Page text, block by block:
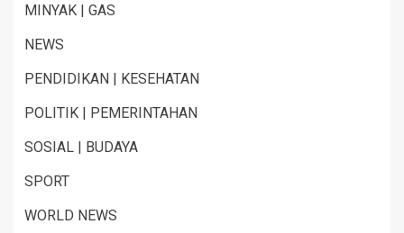
MINYAK | GAS
NEWS
PENDIDIKAN | KESEHATAN
POLITIK | PEMERINTAHAN
SOSIAL | BUDAYA
SPORT
WORLD NEWS